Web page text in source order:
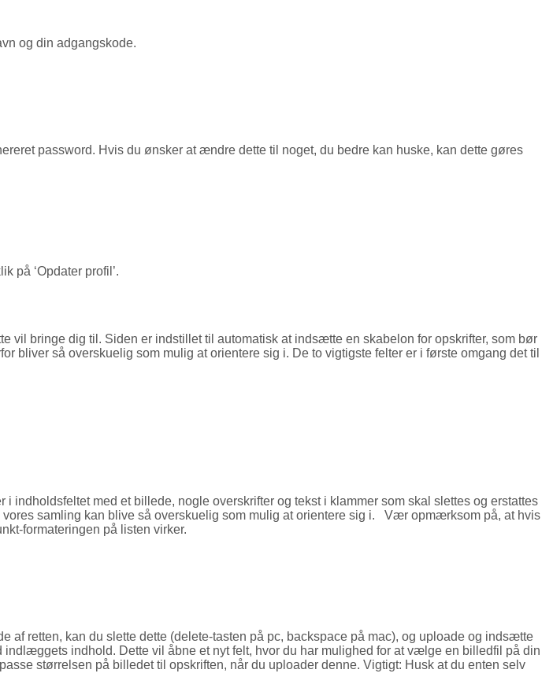
og din adgangskode.
password. Hvis du ønsker at ændre dette til noget, du bedre kan huske, kan dette gøres
på ‘Opdater profil’.
vil bringe dig til. Siden er indstillet til automatisk at indsætte en skabelon for opskrifter, som bør
bliver så overskuelig som mulig at orientere sig i. De to vigtigste felter er i første omgang det til
med et billede, nogle overskrifter og tekst i klammer som skal slettes og erstattes
samling kan blive så overskuelig som mulig at orientere sig i. Vær opmærksom på, at hvis
formateringen på listen virker.
af retten, kan du slette dette (delete-tasten på pc, backspace på mac), og uploade og indsætte
indhold. Dette vil åbne et nyt felt, hvor du har mulighed for at vælge en billedfil på din
størrelsen på billedet til opskriften, når du uploader denne. Vigtigt: Husk at du enten selv